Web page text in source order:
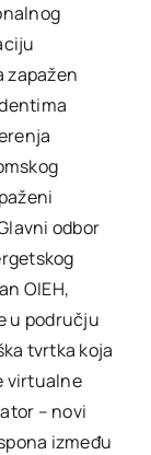
zapažen
odbor
OIEH,
u području
tvrtka koja
virtualne
– novi
između